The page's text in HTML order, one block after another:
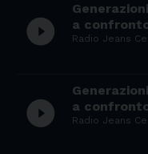
play_circle_filled
a
Radio Jeans
play_circle_filled
a
Radio Jeans